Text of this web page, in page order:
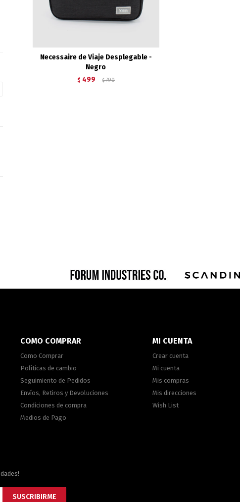
Necessaire de Viaje Desplegable -
Negro
$ 499 $ 790
COMO COMPRAR
Como Comprar
Políticas de cambio
Seguimiento de Pedidos
Envíos, Retiros y Devoluciones
Condiciones de compra
Medios de Pago
MI CUENTA
Crear cuenta
Mi cuenta
Mis compras
Mis direcciones
Wish List
SUSCRIBIRME